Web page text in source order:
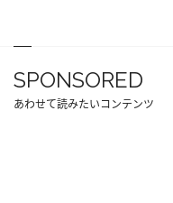
SPONSORED
あわせて読みたいコンテンツ